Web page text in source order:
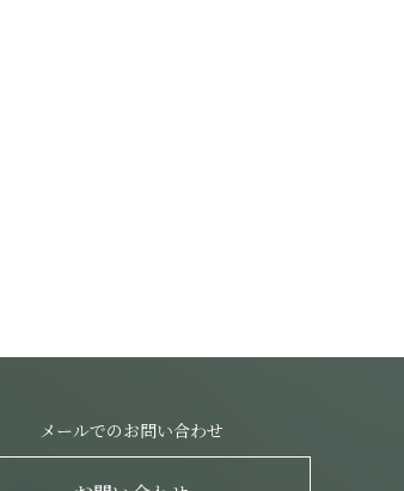
メールでのお問い合わせ